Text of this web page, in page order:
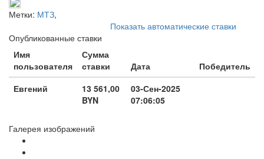
Метки: МТЗ,
Показать автоматические ставки
Опубликованные ставки
Имя
пользователя
Сумма
ставки
Дата
Победитель
Евгений
13 561,00
BYN
03-Сен-2025
07:06:05
Галерея изображений